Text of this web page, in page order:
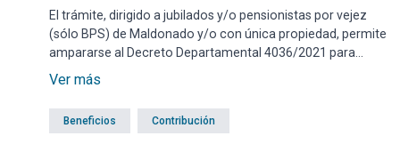
El trámite, dirigido a jubilados y/o pensionistas por vejez
(sólo BPS) de Maldonado y/o con única propiedad, permite
ampararse al Decreto Departamental 4036/2021 para
gestionar la exoneración del impuesto de Contribución
mencionadas en el mismo. En ambos casos el plazo para
exonerar el ejercicio 2026 se extenderá hasta el 31 de
Ver más
Beneficios Contribución